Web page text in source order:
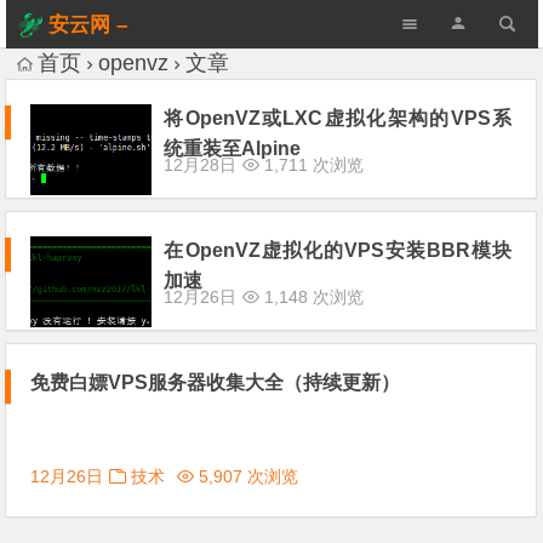
安云网 –
AnYun.ORG
首页 openvz 文章
将OpenVZ或LXC虚拟化架构的VPS系
统重装至Alpine
12月28日 1,711 次浏览
在OpenVZ虚拟化的VPS安装BBR模块
加速
12月26日 1,148 次浏览
免费白嫖VPS服务器收集大全（持续更新）
12月26日 技术 5,907 次浏览